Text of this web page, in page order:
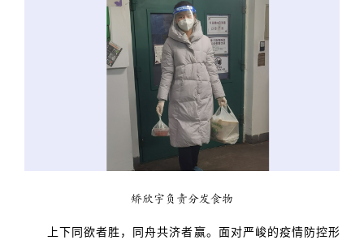
矫欣宇负责分发食物
上下同欲者胜，同舟共济者赢。面对严峻的疫情防控形